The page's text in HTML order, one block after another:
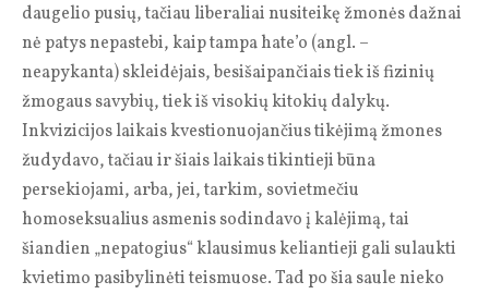
daugelio pusių, tačiau liberaliai nusiteikę žmonės dažnai
nė patys nepastebi, kaip tampa hate’o (angl. –
neapykanta) skleidėjais, besišaipančiais tiek iš fizinių
žmogaus savybių, tiek iš visokių kitokių dalykų.
Inkvizicijos laikais kvestionuojančius tikėjimą žmones
žudydavo, tačiau ir šiais laikais tikintieji būna
persekiojami, arba, jei, tarkim, sovietmečiu
homoseksualius asmenis sodindavo į kalėjimą, tai
šiandien „nepatogius“ klausimus keliantieji gali sulaukti
kvietimo pasibylinėti teismuose. Tad po šia saule nieko